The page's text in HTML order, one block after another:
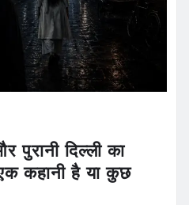
पुरानी दिल्ली का
कहानी है या कुछ